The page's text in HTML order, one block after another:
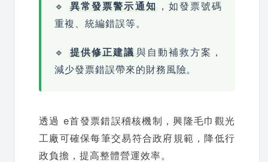
🔹 異常發票警示通知 ，如發票號碼
重複、統編錯誤等。
🔹 提供修正建議 與自動補救方案，
減少發票錯誤帶來的財務風險。
透過 e首發票錯誤稽核機制，興隆毛巾觀光
工廠可確保每筆交易符合政府規範，降低行
政負擔，提高整體營運效率。